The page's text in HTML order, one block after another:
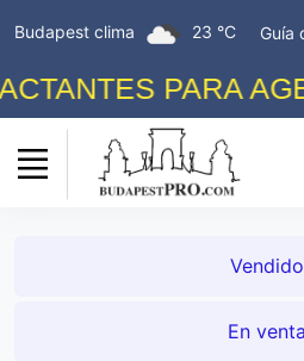
Budapest clima 23 °C Guía
PARA
Vendido
En venta